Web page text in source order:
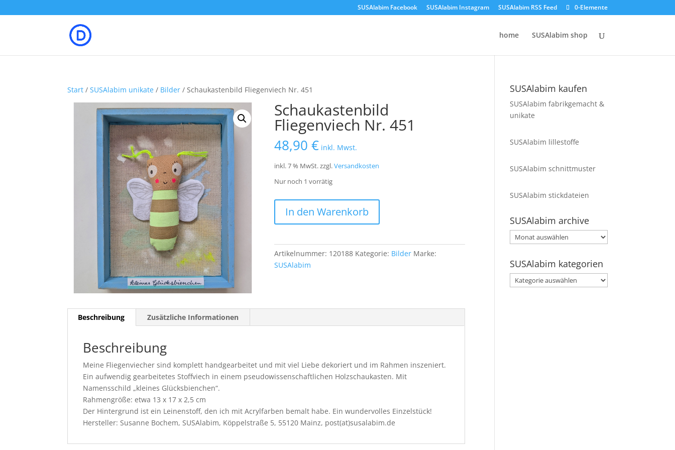
SUSAlabim Facebook SUSAlabim Instagram SUSAlabim RSS Feed 0-Elemente
home SUSAlabim shop
Start /SUSAlabim unikate / Bilder / Schaukastenbild Fliegenviech Nr. 451
Schaukastenbild
Fliegenviech Nr. 451
48,90€ inkl. Mwst.
inkl. 7 % MwSt.zzgl.Versandkosten
Nur noch 1 vorrätig
Fliegenviech
Nr.
Menge
In den Warenkorb
Artikelnummer: 120188 Kategorie: Bilder Marke:
SUSAlabim
Beschreibung Zusätzliche Informationen
Beschreibung
Meine Fliegenviecher sind komplett handgearbeitet und mit viel Liebe dekoriert und im Rahmen inszeniert.
Ein aufwendig gearbeitetes Stoffviech in einem pseudowissenschaftlichen Holzschaukasten. Mit
Namensschild „kleines Glücksbienchen“.
Rahmengröße: etwa 13 x 17 x 2,5 cm
Der Hintergrund ist ein Leinenstoff, den ich mit Acrylfarben bemalt habe. Ein wundervolles Einzelstück!
Hersteller: Susanne Bochem, SUSAlabim, Köppelstraße 5, 55120 Mainz, post(at)susalabim.de
SUSAlabim kaufen
SUSAlabim fabrikgemacht &
unikate
SUSAlabim lillestoffe
SUSAlabim schnittmuster
SUSAlabim stickdateien
SUSAlabim archive
SUSAlabim
archive
SUSAlabim kategorien
SUSAlabim
kategorien